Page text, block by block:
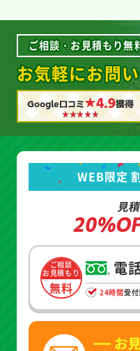
ご相談・お見積もり無
お気軽にお問
Google口コミ★4.9獲得
WEB限定
見
ご相談
お見積もり
無料
電
24時間受